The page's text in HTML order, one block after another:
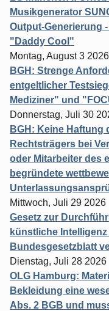
Musikgenerator
Output-Generierung
"Daddy Cool"
Montag, August 3 2026
BGH: Strenge
entgeltlicher
Mediziner" und
Donnerstag, Juli 30
BGH: Keine Haftung
Rechtsträgers bei
oder Mitarbeiter des
begründete
Mittwoch, Juli 29 2026
Gesetz zur
künstliche Intelligenz
Bundesgesetzblatt
Dienstag, Juli 28 2026
OLG Hamburg:
Bekleidung eine
Abs. 2 BGB und